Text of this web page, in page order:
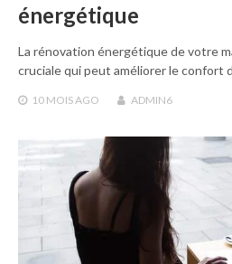
énergétique
La rénovation énergétique de votre
cruciale qui peut améliorer le confort
10 MOIS AGO ADMIN6